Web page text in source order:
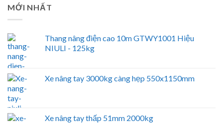
MỚI NHẤT
Thang nâng điện cao 10m GTWY1001 Hiệu
NIULI - 125kg
Xe nâng tay 3000kg càng hẹp 550x1150mm
Xe nâng tay thấp 51mm 2000kg